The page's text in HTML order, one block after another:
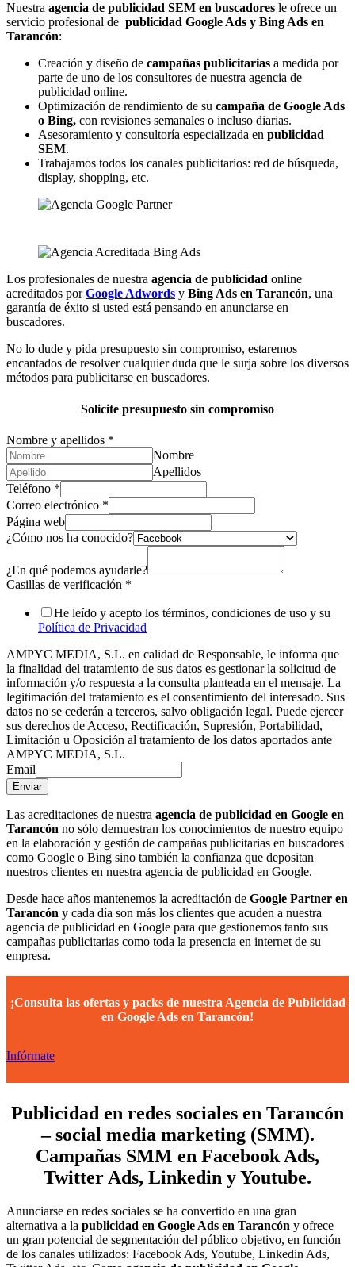
Nuestra agencia de publicidad SEM en buscadores le ofrece un
servicio profesional de publicidad Google Ads y Bing Ads en
Tarancón:
Creación y diseño de campañas publicitarias a medida por
parte de uno de los consultores de nuestra agencia de
publicidad online.
Optimización de rendimiento de su campaña de Google Ads
o Bing, con revisiones semanales o incluso diarias.
Asesoramiento y consultoría especializada en publicidad
SEM.
Trabajamos todos los canales publicitarios: red de búsqueda,
display, shopping, etc.
Los profesionales de nuestra agencia de publicidad online
acreditados porGoogle Adwords y Bing Ads en Tarancón, una
garantía de éxito si usted está pensando en anunciarse en
buscadores.
No lo dude y pida presupuesto sin compromiso, estaremos
encantados de resolver cualquier duda que le surja sobre los diversos
métodos para publicitarse en buscadores.
Solicite presupuesto sin compromiso
Nombre y apellidos *
Nombre
Apellidos
Teléfono *
Correo electrónico *
Página web
¿Cómo nos ha conocido?
¿En qué podemos ayudarle?
Casillas de verificación *
He leído y acepto los términos, condiciones de uso y su
Política de Privacidad
AMPYC MEDIA, S.L. en calidad de Responsable, le informa que
la finalidad del tratamiento de sus datos es gestionar la solicitud de
información y/o respuesta a la consulta planteada en el mensaje. La
legitimación del tratamiento es el consentimiento del interesado. Sus
datos no se cederán a terceros, salvo obligación legal. Puede ejercer
sus derechos de Acceso, Rectificación, Supresión, Portabilidad,
Limitación u Oposición al tratamiento de los datos aportados ante
AMPYC MEDIA, S.L.
Email
Enviar
Las acreditaciones de nuestra agencia de publicidad en Google en
Tarancón no sólo demuestran los conocimientos de nuestro equipo
en la elaboración y gestión de campañas publicitarias en buscadores
como Google o Bing sino también la confianza que depositan
nuestros clientes en nuestra agencia de publicidad en Google.
Desde hace años mantenemos la acreditación de Google Partner en
Tarancón y cada día son más los clientes que acuden a nuestra
agencia de publicidad en Google para que gestionemos tanto sus
campañas publicitarias como toda la presencia en internet de su
empresa.
¡Consulta las ofertas y packs de nuestra Agencia de Publicidad
en Google Ads en Tarancón!
Infórmate
Publicidad en redes sociales en Tarancón
– social media marketing (SMM).
Campañas SMM en Facebook Ads,
Twitter Ads, Linkedin y Youtube.
Anunciarse en redes sociales se ha convertido en una gran
alternativa a la publicidad en Google Ads en Tarancón y ofrece
un gran potencial de segmentación del público objetivo, en función
de los canales utilizados: Facebook Ads, Youtube, Linkedin Ads,